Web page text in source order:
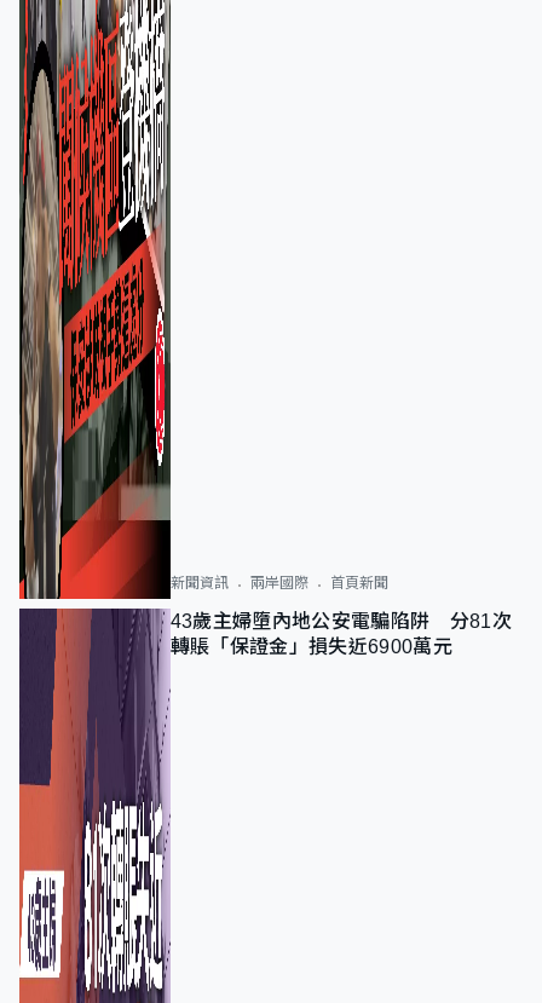
新聞資訊 兩岸國際 首頁新聞
43歲主婦墮內地公安電騙陷阱 分81次
轉賬「保證金」損失近6900萬元